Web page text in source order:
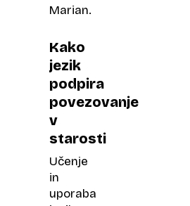
Marian.
Kako
jezik
podpira
povezovanje
v
starosti
Učenje
in
uporaba